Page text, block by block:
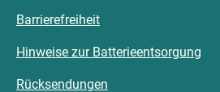
Barrierefreiheit
Hinweise zur Batterieentsorgung
Rücksendungen